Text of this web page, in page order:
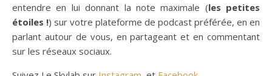
entendre en lui donnant la note maximale (les petites
étoiles !) sur votre plateforme de podcast préférée, en en
parlant autour de vous, en partageant et en commentant
sur les réseaux sociaux.